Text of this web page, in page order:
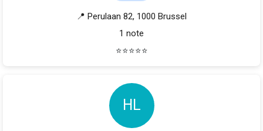
📍 Perulaan 82, 1000 Brussel
1 note
⭐⭐⭐⭐⭐
H L